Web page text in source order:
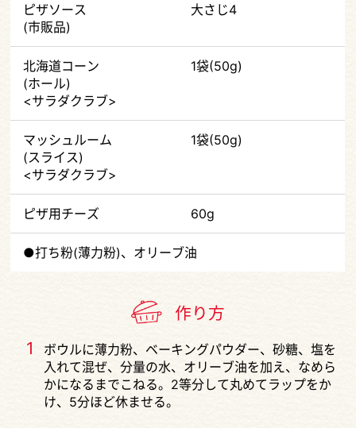
ピザソース
(市販品)
大さじ4
北海道コーン
(ホール)
<サラダクラブ>
1袋(50g)
マッシュルーム
(スライス)
<サラダクラブ>
1袋(50g)
ピザ用チーズ 60g
●打ち粉(薄力粉)、オリーブ油
作り方
1
ボウルに薄力粉、ベーキングパウダー、砂糖、塩を
入れて混ぜ、分量の水、オリーブ油を加え、なめら
かになるまでこねる。2等分して丸めてラップをか
け、5分ほど休ませる。